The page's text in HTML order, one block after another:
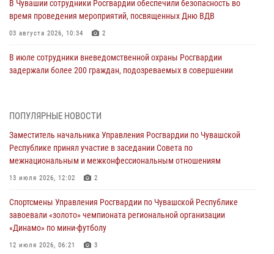
В Чувашии сотрудники Росгвардии обеспечили безопасность во
время проведения мероприятий, посвященных Дню ВДВ
03 августа 2026, 10:34 2
В июле сотрудники вневедомственной охраны Росгвардии
задержали более 200 граждан, подозреваемых в совершении
мировой войне 1914-1918 годов
01 августа 2026, 07:19
В Ядрине сотрудники Росгвардии задержали подозреваемого в
01 августа 2026, 06:12
1 августа – День дежурной службы войск национальной гвардии
Российской Федерации
ПОПУЛЯРНЫЕ НОВОСТИ
Заместитель начальника Управления Росгвардии по Чувашской
Республике принял участие в заседании Совета по
межнациональным и межконфессиональным отношениям
13 июля 2026, 12:02 2
Спортсмены Управления Росгвардии по Чувашской Республике
завоевали «золото» чемпионата региональной организации
«Динамо» по мини-футболу
12 июля 2026, 06:21 3